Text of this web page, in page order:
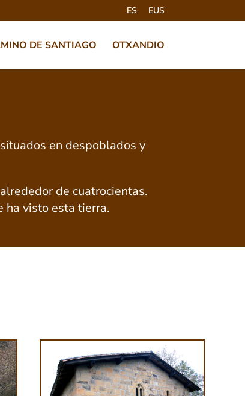
ES EUS
DE SANTIAGO OTXANDIO
en despoblados y
de cuatrocientas.
ha visto esta tierra.